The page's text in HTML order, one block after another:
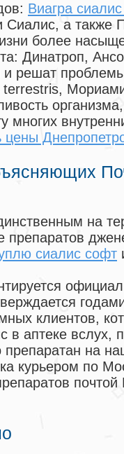
Виагра
Сиалис, а также
более
: Динатроп,
и решат
terrestris,
многих
цены
на
препаратов
сиалис софт
клиентов,
в аптеке вслух,
препаратан на
курьером по